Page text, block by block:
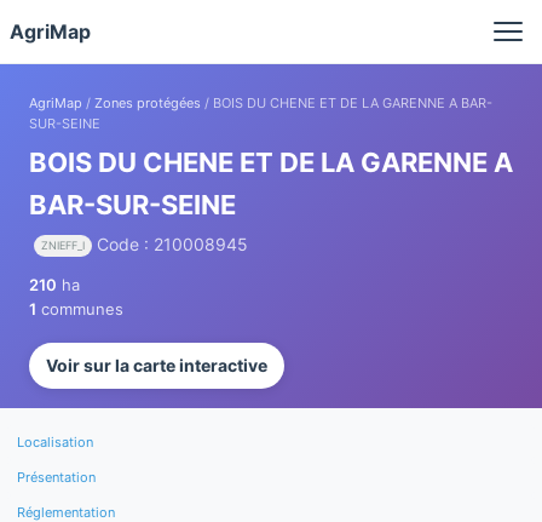
AgriMap
AgriMap / Zones protégées / BOIS DU CHENE ET DE LA GARENNE A BAR-
SUR-SEINE
BOIS DU CHENE ET DE LA GARENNE A
BAR-SUR-SEINE
ZNIEFF_I Code : 210008945
210 ha
1 communes
Voir sur la carte interactive
Localisation
Présentation
Réglementation